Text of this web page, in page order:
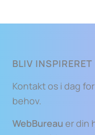
BLIV INSPIRERET
Kontakt os i dag
behov.
WebBureau er din